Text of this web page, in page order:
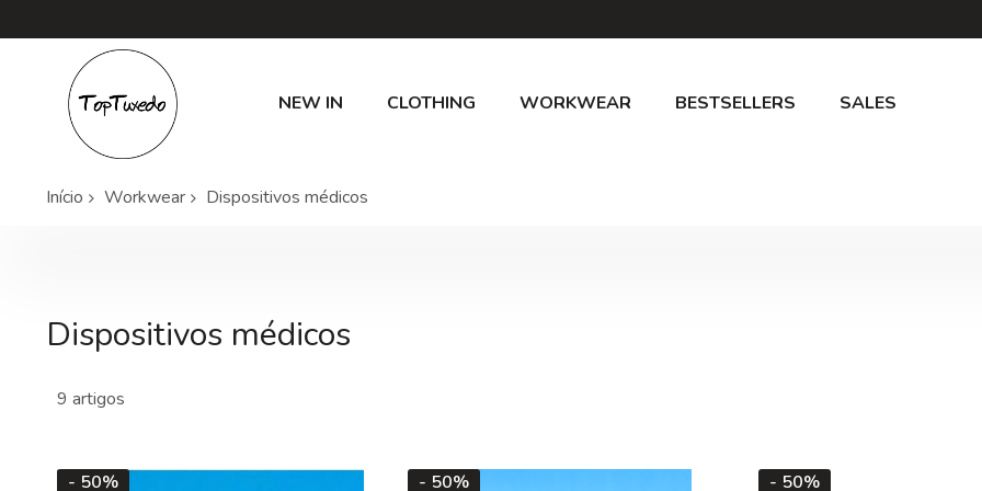
NEW IN CLOTHING WORKWEAR BESTSELLERS SALES
Início Workwear Dispositivos médicos
Dispositivos médicos
9 artigos
- 50%
- 50% - 50%